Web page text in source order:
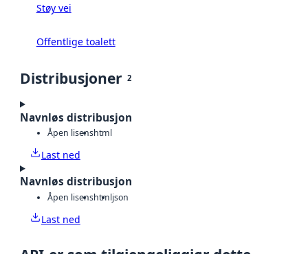
Støy vei
Offentlige toalett
Distribusjoner 2
Navnløs distribusjon
Åpen lisenshtml
Last ned
Navnløs distribusjon
Åpen lisenshtmljson
Last ned